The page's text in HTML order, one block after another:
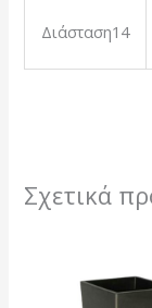
Διάσταση14
Σχετικά